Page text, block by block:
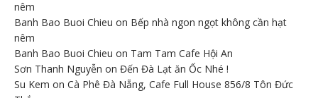
nêm
Banh Bao Buoi Chieu on Bếp nhà ngon ngọt không cần hạt
nêm
Banh Bao Buoi Chieu on Tam Tam Cafe Hội An
Sơn Thanh Nguyễn on Đến Đà Lạt ăn Ốc Nhé !
Su Kem on Cà Phê Đà Nẵng, Cafe Full House 856/8 Tôn Đức